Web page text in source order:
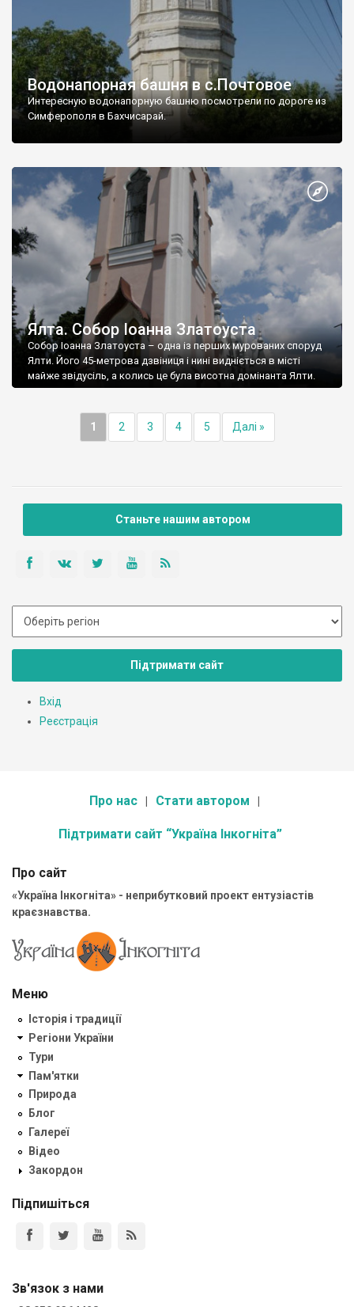
Водонапорная башня в с.Почтовое
Интересную водонапорную башню посмотрели по дороге из
Симферополя в Бахчисарай.
Ялта. Собор Іоанна Златоуста
Собор Іоанна Златоуста – одна із перших мурованих споруд
Ялти. Його 45-метрова дзвіниця і нині видніється в місті
майже звідусіль, а колись це була висотна домінанта Ялти.
1 2 3 4 5 Далі »
Станьте нашим автором
Підтримати сайт
Вхід
Реєстрація
Про нас Стати автором
Підтримати сайт “Україна Інкогніта”
Про сайт
«Україна Інкогніта» - неприбутковий проект ентузіастів
краєзнавства.
Меню
Історія і традиції
Регіони України
Тури
Пам'ятки
Природа
Блог
Галереї
Відео
Закордон
Підпишіться
Зв'язок з нами